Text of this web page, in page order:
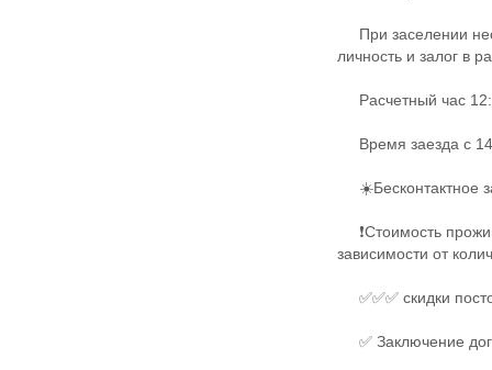
При заселении
личность и залог в
Расчетный час
Время заезда с
☀️Бесконтактное
❗Стоимость
зависимости от
✅✅✅ скидки
✅ Заключение